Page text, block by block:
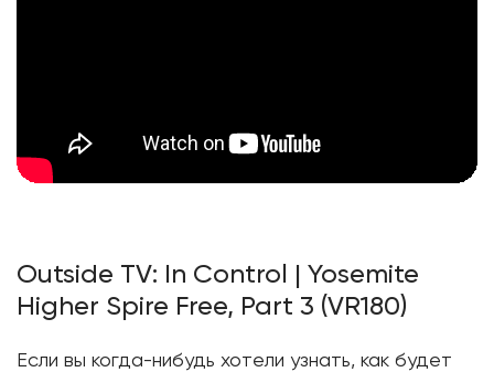
Outside TV: In Control | Yosemite
Higher Spire Free, Part 3 (VR180)
Если вы когда-нибудь хотели узнать, как будет